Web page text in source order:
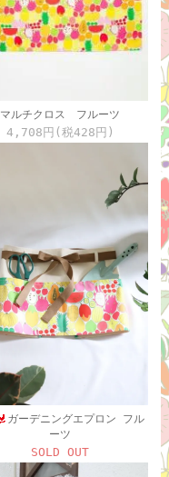
マルチクロス フルーツ
4,708円(税428円)
ガーデニングエプロン フル
ーツ
SOLD OUT